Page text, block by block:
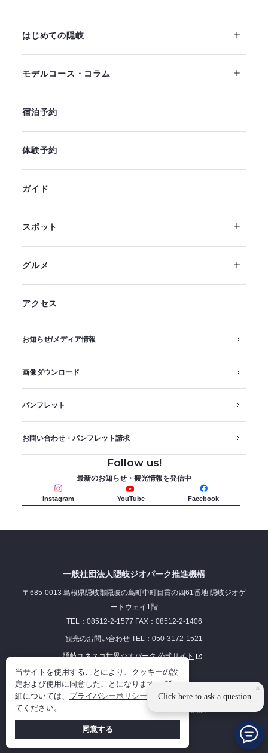
当サイトを使用することにより、クッキーの設
定および使用に同意したことになります。 詳
細については、 プライバシーポリシー を参照し
てください。
同意する
はじめての隠岐
モデルコース・コラム
宿泊予約
体験予約
ガイド
スポット
グルメ
アクセス
お知らせ/メディア情報
画像ダウンロード
パンフレット
お問い合わせ・パンフレット請求
Follow us!
最新のお知らせ・観光情報を発信中
Instagram YouTube Facebook
一般社団法人隠岐ジオパーク推進機構
〒685-0013 島根県隠岐郡隠岐の島町中町目貫の四61番地 隠岐ジオゲ
ートウェイ1階
TEL：08512-2-1577 FAX：08512-2-1406
観光のお問い合わせ TEL：050-3172-1521
隠岐ユネスコ世界ジオパーク 公式サイト
リンク集プライバシーポリシー
©2023 Oki Islands Geopark Management Bureau
×
Click here to ask a question.